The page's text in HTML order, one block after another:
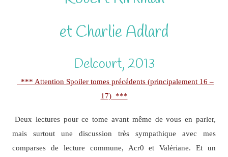
et Charlie Adlard
Delcourt, 2013
*** Attention Spoiler tomes précédents (principalement 16 –
17) ***
Deux lectures pour ce tome avant même de vous en parler,
mais surtout une discussion très sympathique avec mes
comparses de lecture commune, Acr0 et Valériane. Et un